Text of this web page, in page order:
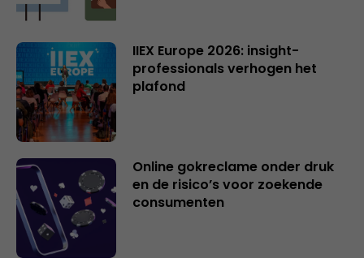
IIEX Europe 2026: insight-
professionals verhogen het
plafond
Online gokreclame onder druk
en de risico’s voor zoekende
consumenten